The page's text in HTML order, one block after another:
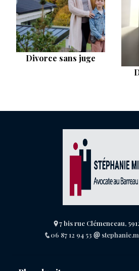
Divorce sans juge
7 bis rue Clémenceau,
06 87 12 94 53